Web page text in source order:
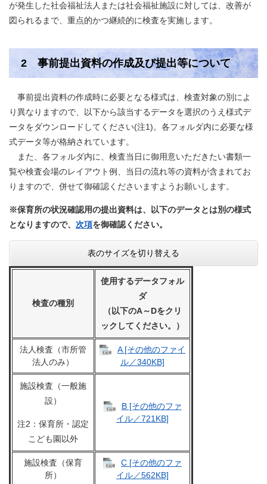
が発生した社会福祉法人または社会福祉施設に対しては、改善が
図られるまで、重点的かつ継続的に検査を実施します。
2 事前提出資料の作成及び提出等について
事前提出資料の作成時に必要となる様式は、検査対象の別によ
り異なりますので、以下から該当するデータを選択のうえ様式デ
ータをダウンロードしてください(注1)。各フォルダ内に必要な様
式データ等が格納されています。
また、各フォルダ内に、検査当日に御用意いただきたい書類一
覧や検査会場のレイアウト例、当日の流れ等の資料が含まれてお
りますので、併せて御確認くださいますようお願いします。
※保育所の状況確認用の提出資料は、以下のデータとは別の様式
となりますので、 次項を御確認ください。
表のサイズを切り替える
検査の種別
使用するデータフォル
ダ
（以下のA～Dをクリ
ックしてください。）
法人検査（市所管
法人のみ）
A [その他のファイ
ル／340KB]
施設検査（一般施
設）
注2：保育所・認定
こども園以外
B [その他のファ
イル／721KB]
施設検査（保育
所）
C [その他のファ
イル／562KB]